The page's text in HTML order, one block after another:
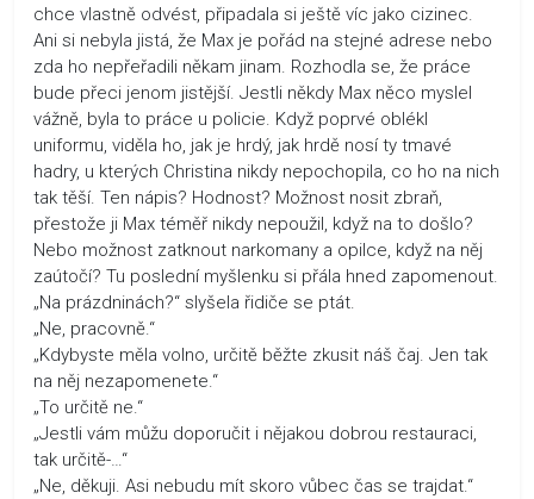
chce vlastně odvést, připadala si ještě víc jako cizinec.
Ani si nebyla jistá, že Max je pořád na stejné adrese nebo
zda ho nepřeřadili někam jinam. Rozhodla se, že práce
bude přeci jenom jistější. Jestli někdy Max něco myslel
vážně, byla to práce u policie. Když poprvé oblékl
uniformu, viděla ho, jak je hrdý, jak hrdě nosí ty tmavé
hadry, u kterých Christina nikdy nepochopila, co ho na nich
tak těší. Ten nápis? Hodnost? Možnost nosit zbraň,
přestože ji Max téměř nikdy nepoužil, když na to došlo?
Nebo možnost zatknout narkomany a opilce, když na něj
zaútočí? Tu poslední myšlenku si přála hned zapomenout.
„Na prázdninách?“ slyšela řidiče se ptát.
„Ne, pracovně.“
„Kdybyste měla volno, určitě běžte zkusit náš čaj. Jen tak
na něj nezapomenete.“
„To určitě ne.“
„Jestli vám můžu doporučit i nějakou dobrou restauraci,
tak určitě-…“
„Ne, děkuji. Asi nebudu mít skoro vůbec čas se trajdat.“